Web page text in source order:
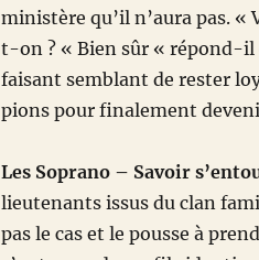
ministère qu’il n’aura pas. «
t-on ? « Bien sûr « répond-il
faisant semblant de rester
pions pour finalement
Les Soprano – Savoir
lieutenants issus du clan
pas le cas et le pousse à